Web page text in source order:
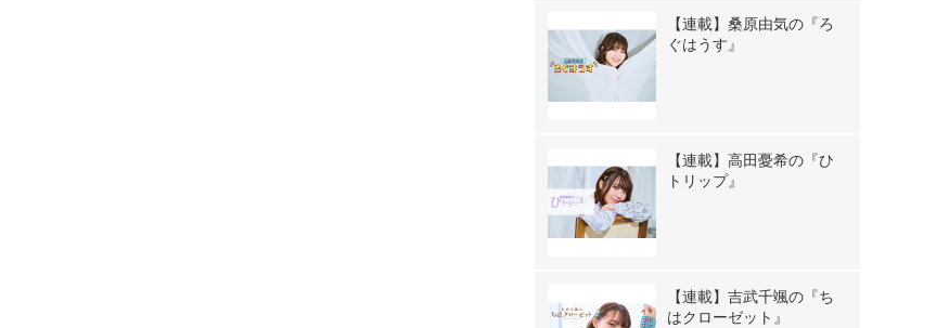
【連載】桑原由気の『ろ
ぐはうす』
【連載】高田憂希の『ひ
トリップ』
【連載】吉武千颯の『ち
はクローゼット』